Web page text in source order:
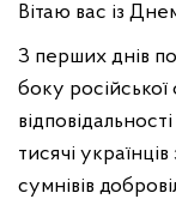
Вітаю вас із
З перших днів
боку
тисячі
сумнівів